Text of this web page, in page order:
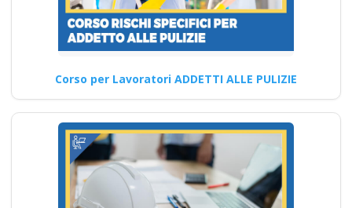
Corsi per RSPP: Le
sul Lavoro
Sviluppare competenze di
leadership, motivazione,
empowerment e resilienza
come formatore di
Corso per Lavoratori ADDETTI ALLE PULIZIE